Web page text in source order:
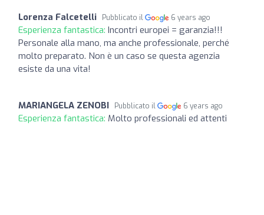
Lorenza Falcetelli Pubblicato il 6 years ago
Esperienza fantastica: Incontri europei = garanzia!!!
Personale alla mano, ma anche professionale, perché
molto preparato. Non è un caso se questa agenzia
esiste da una vita!
MARIANGELA ZENOBI Pubblicato il 6 years ago
Esperienza fantastica: Molto professionali ed attenti